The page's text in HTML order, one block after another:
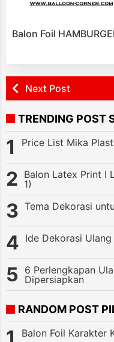
Balon Foil
Next Post
TRENDING POST
Price List Mika
Balon Latex Print I
1)
Tema Dekorasi
Ide Dekorasi
6 Perlengkapan
Dipersiapkan
RANDOM POST
Balon Foil Karakter